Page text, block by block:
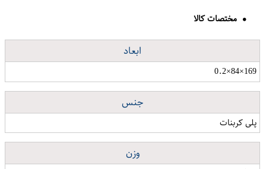
مختصات کالا
ابعاد
169×84×0.2
جنس
پلی کربنات
وزن